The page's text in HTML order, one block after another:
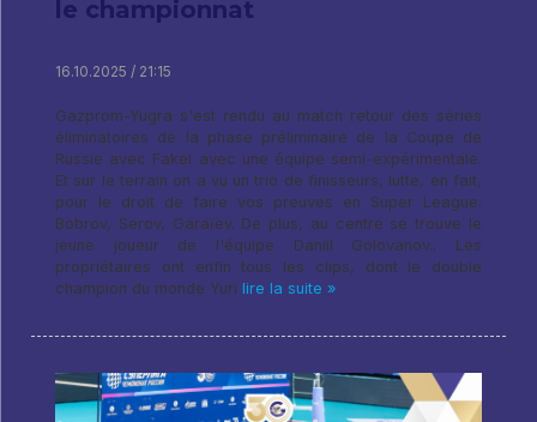
le championnat
16.10.2025 / 21:15
Gazprom-Yugra s'est rendu au match retour des séries
éliminatoires de la phase préliminaire de la Coupe de
Russie avec Fakel avec une équipe semi-expérimentale.
Et sur le terrain on a vu un trio de finisseurs, lutte, en fait,
pour le droit de faire vos preuves en Super League:
Bobrov, Serov, Garaïev. De plus, au centre se trouve le
jeune joueur de l'équipe Daniil Golovanov.. Les
propriétaires ont enfin tous les clips, dont le double
champion du monde Yuri lire la suite »